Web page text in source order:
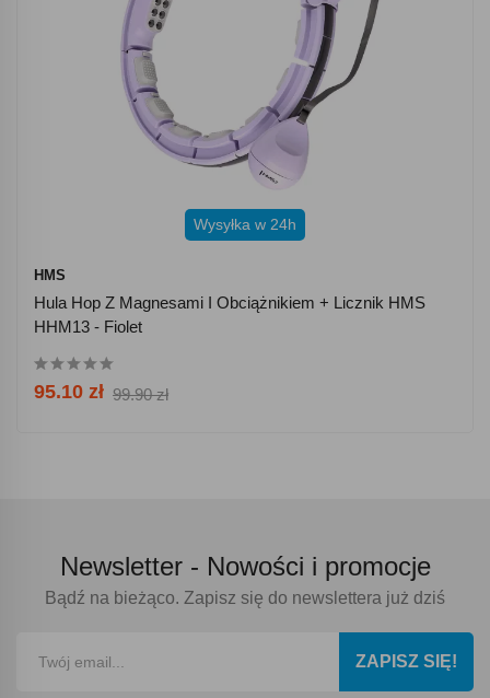
Wysyłka w 24h
HMS
Hula Hop Z Magnesami I Obciążnikiem + Licznik HMS
HHM13 - Fiolet
95.10 zł 99.90 zł
Newsletter - Nowości i promocje
Bądź na bieżąco. Zapisz się do newslettera już dziś
ZAPISZ SIĘ!